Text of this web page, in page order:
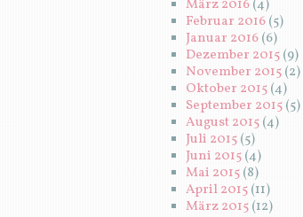
März 2016(4)
Februar 2016(5)
Januar 2016(6)
Dezember 2015(9)
November 2015(2)
Oktober 2015(4)
September 2015(5)
August 2015(4)
Juli 2015(5)
Juni 2015(4)
Mai 2015(8)
April 2015(11)
März 2015(12)